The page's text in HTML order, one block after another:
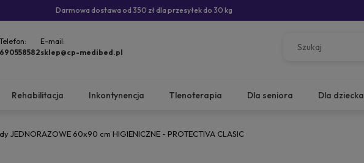
Darmowa dostawa od 350 zł dla przesyłek do 30 kg
Telefon:
690558582
E-mail:
sklep@cp-medibed.pl
Rehabilitacja Inkontynencja Tlenoterapia Dla seniora Dla dziecka
JEDNORAZOWE 60x90 cm HIGIENICZNE - PROTECTIVA CLASIC